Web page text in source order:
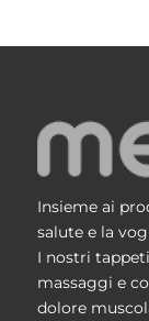
Insieme ai
salute e la
I nostri
massaggi e
dolore